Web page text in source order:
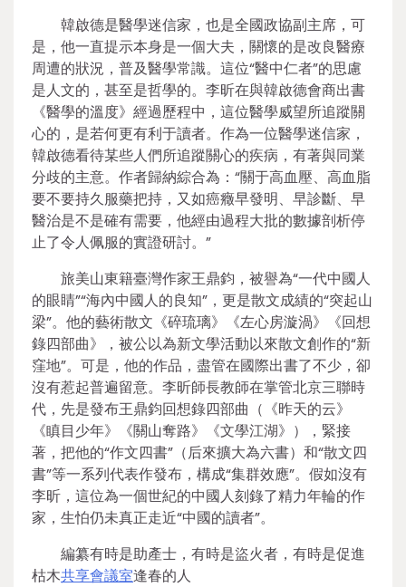
韓啟德是醫學迷信家，也是全國政協副主席，可
是，他一直提示本身是一個大夫，關懷的是改良醫療
周遭的狀況，普及醫學常識。這位“醫中仁者”的思慮
是人文的，甚至是哲學的。李昕在與韓啟德會商出書
《醫學的溫度》經過歷程中，這位醫學威望所追蹤關
心的，是若何更有利于讀者。作為一位醫學迷信家，
韓啟德看待某些人們所追蹤關心的疾病，有著與同業
分歧的主意。作者歸納綜合為：“關于高血壓、高血脂
要不要持久服藥把持，又如癌癥早發明、早診斷、早
醫治是不是確有需要，他經由過程大批的數據剖析停
止了令人佩服的實證研討。”
旅美山東籍臺灣作家王鼎鈞，被譽為“一代中國人
的眼睛”“海內中國人的良知”，更是散文成績的“突起山
梁”。他的藝術散文《碎琉璃》《左心房漩渦》《回想
錄四部曲》，被公以為新文學活動以來散文創作的“新
窪地”。可是，他的作品，盡管在國際出書了不少，卻
沒有惹起普遍留意。李昕師長教師在掌管北京三聯時
代，先是發布王鼎鈞回想錄四部曲（《昨天的云》
《瞋目少年》《關山奪路》《文學江湖》），緊接
著，把他的“作文四書”（后來擴大為六書）和“散文四
書”等一系列代表作發布，構成“集群效應”。假如沒有
李昕，這位為一個世紀的中國人刻錄了精力年輪的作
家，生怕仍未真正走近“中國的讀者”。
編纂有時是助產士，有時是盜火者，有時是促進
枯木共享會議室逢春的人